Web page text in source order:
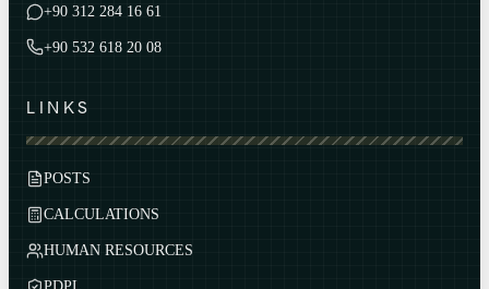
+90 312 284 16 61
+90 532 618 20 08
LINKS
POSTS
CALCULATIONS
HUMAN RESOURCES